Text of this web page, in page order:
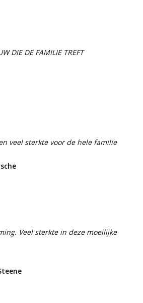
DIE DE FAMILIE TREFT
veel sterkte voor de hele familie
Veel sterkte in deze moeilijke